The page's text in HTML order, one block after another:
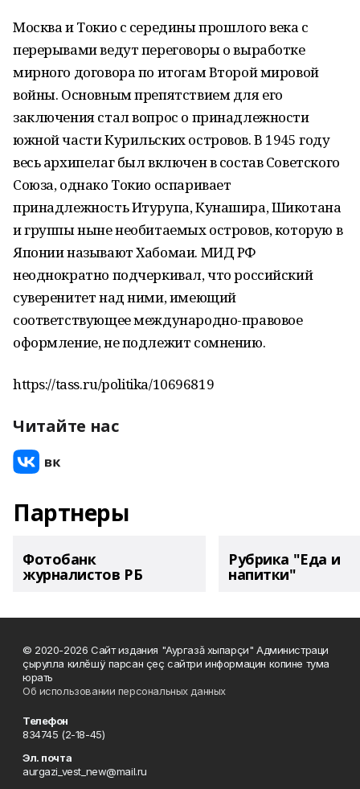
Москва и Токио с середины прошлого века с
перерывами ведут переговоры о выработке
мирного договора по итогам Второй мировой
войны. Основным препятствием для его
заключения стал вопрос о принадлежности
южной части Курильских островов. В 1945 году
весь архипелаг был включен в состав Советского
Союза, однако Токио оспаривает
принадлежность Итурупа, Кунашира, Шикотана
и группы ныне необитаемых островов, которую в
Японии называют Хабомаи. МИД РФ
неоднократно подчеркивал, что российский
суверенитет над ними, имеющий
соответствующее международно-правовое
оформление, не подлежит сомнению.
https://tass.ru/politika/10696819
Читайте нас
Партнеры
Фотобанк
журналистов РБ
Рубрика "Еда и
напитки"
© 2020-2026 Сайт издания "Аургазă хыпарçи" Администраци
çырулла килĕшÿ парсан çеç сайтри информацин копине тума
юрать
Об использовании персональных данных
Телефон
834745 (2-18-45)
Эл. почта
aurgazi_vest_new@mail.ru